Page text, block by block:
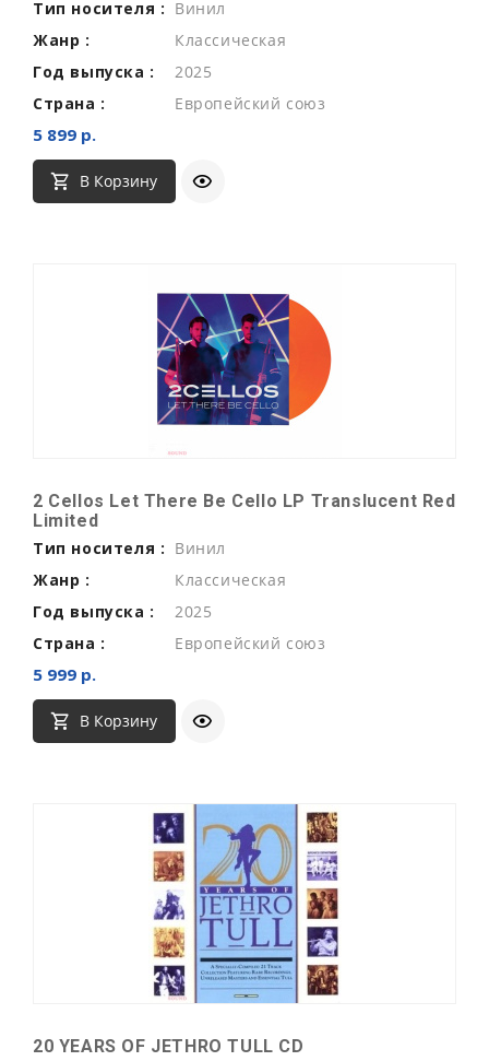
Тип носителя : Винил
Жанр :
Классическая
Год выпуска :
2025
Страна :
Европейский союз
5 899 р.
В Корзину
2 Cellos Let There Be Cello LP Translucent Red
Limited
Тип носителя : Винил
Жанр :
Классическая
Год выпуска :
2025
Страна :
Европейский союз
5 999 р.
В Корзину
20 YEARS OF JETHRO TULL CD